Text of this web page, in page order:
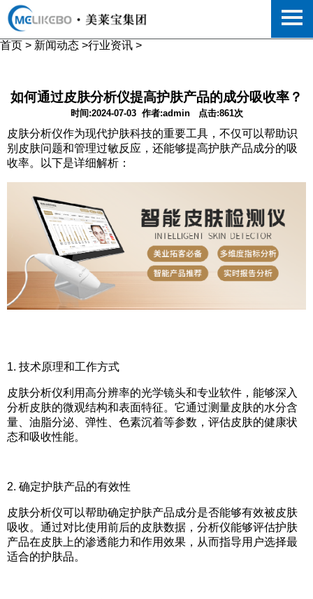
首页 > 新闻动态 >行业资讯 >
如何通过皮肤分析仪提高护肤产品的成分吸收率？
时间:2024-07-03 作者:admin 点击:861次
皮肤分析仪作为现代护肤科技的重要工具，不仅可以帮助识
别皮肤问题和管理过敏反应，还能够提高护肤产品成分的吸
收率。以下是详细解析：
1. 技术原理和工作方式
皮肤分析仪利用高分辨率的光学镜头和专业软件，能够深入
分析皮肤的微观结构和表面特征。它通过测量皮肤的水分含
量、油脂分泌、弹性、色素沉着等参数，评估皮肤的健康状
态和吸收性能。
2. 确定护肤产品的有效性
皮肤分析仪可以帮助确定护肤产品成分是否能够有效被皮肤
吸收。通过对比使用前后的皮肤数据，分析仪能够评估护肤
产品在皮肤上的渗透能力和作用效果，从而指导用户选择最
适合的护肤品。